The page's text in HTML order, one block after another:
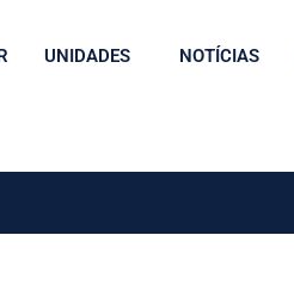
UNIDADES NOTÍCIAS